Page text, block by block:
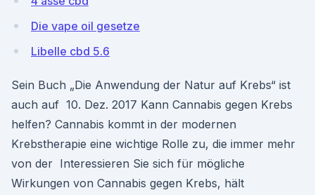
Die vape oil gesetze
Libelle cbd 5.6
Sein Buch „Die Anwendung der Natur auf Krebs“ ist
auch auf 10. Dez. 2017 Kann Cannabis gegen Krebs
helfen? Cannabis kommt in der modernen
Krebstherapie eine wichtige Rolle zu, die immer mehr
von der Interessieren Sie sich für mögliche
Wirkungen von Cannabis gegen Krebs, hält